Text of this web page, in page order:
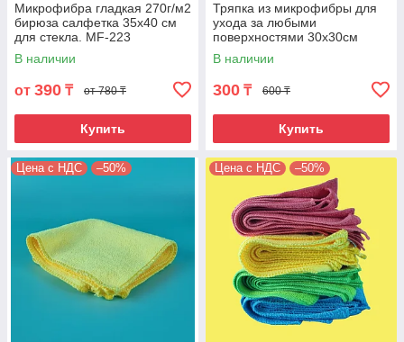
Микрофибра гладкая 270г/м2
бирюза салфетка 35х40 см
для стекла. MF-223
В наличии
от 390 ₸ от 780 ₸
Купить
Тряпка из микрофибры для
ухода за любыми
поверхностями 30х30см
320гр/м2. Цвет синий. MF-
280
В наличии
300 ₸ 600 ₸
Купить
Цена с НДС –50% Цена с НДС –50%